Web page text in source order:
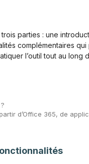
parties : une
complémentaires
l’outil tout au long
d’Office 365, de